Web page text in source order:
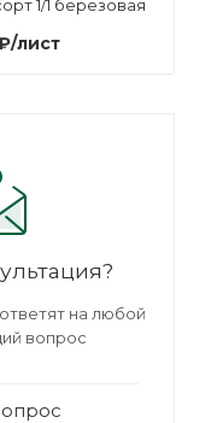
1/1 березовая
/лист
на любой
вопрос